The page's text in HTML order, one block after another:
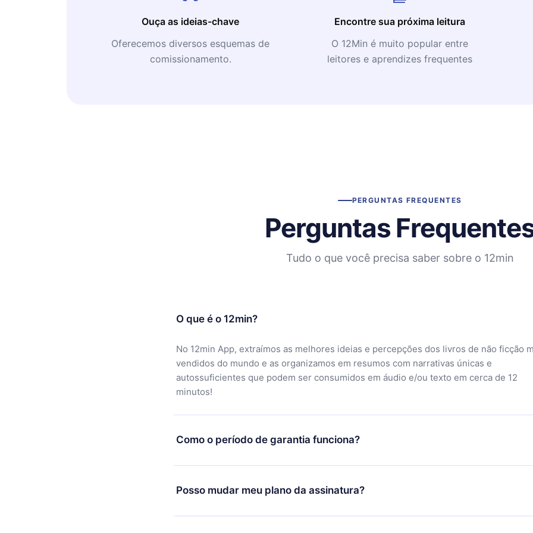
Ouça as ideias-chave
Oferecemos diversos esquemas de
comissionamento.
Encontre sua próxima leitura
O 12Min é muito popular entre
leitores e aprendizes frequentes
PERGUNTAS FREQUENTES
Perguntas
Tudo o que você precisa saber sobre o 12min
O que é o 12min?
No 12min App, extraímos as melhores ideias e percepções dos livros de não ficção
vendidos do mundo e as organizamos em resumos com narrativas únicas e
autossuficientes que podem ser consumidos em áudio e/ou texto em cerca de 12
minutos!
Como o período de garantia funciona?
Você pode baixar nosso aplicativo e começar a aproveitar nossa biblioteca. Se por
motivo não ficar satisfeito com nossa plataforma, basta entrar em contato com nossa
equipe de suporte (
contato@12min.com
) em até 7 dias após a compra e solicitar o
Posso mudar meu plano da assinatura?
Sim, mas a mudança só se aplicará a partir do próximo período de cobrança. Por